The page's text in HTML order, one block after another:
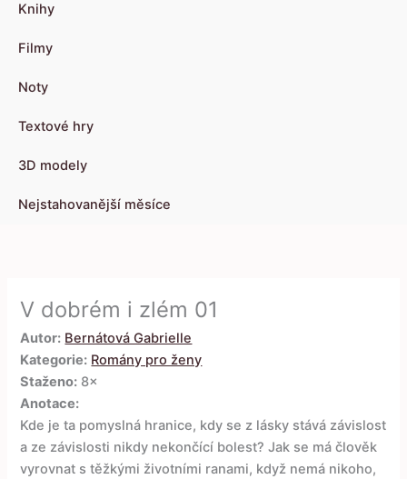
Knihy
Filmy
Noty
Textové hry
3D modely
Nejstahovanější měsíce
V dobrém i zlém 01
Autor: Bernátová Gabrielle
Kategorie: Romány pro ženy
Staženo: 8×
Anotace:
Kde je ta pomyslná hranice, kdy se z lásky stává závislost
a ze závislosti nikdy nekončící bolest? Jak se má člověk
vyrovnat s těžkými životními ranami, když nemá nikoho,